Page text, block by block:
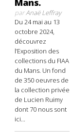
Mans.
parAnaë Leffray
Du 24 mai au 13
octobre 2024,
découvrez
l’Exposition des
collections du FIAA
du Mans. Un fond
de 350 oeuvres de
la collection privée
de Lucien Ruimy
dont 70 nous sont
ici...